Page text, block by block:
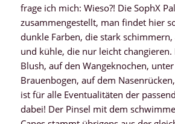
frage ich mich: Wieso?! Die SophX
zusammengestellt, man findet hier
dunkle Farben, die stark schimmern,
und kühle, die nur leicht changieren.
Blush, auf den Wangeknochen,
Brauenbogen, auf dem
ist für alle Eventualitäten der
dabei! Der Pinsel mit dem